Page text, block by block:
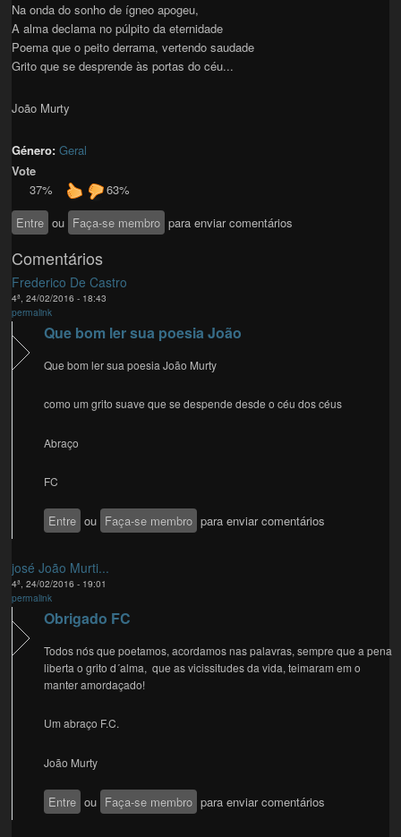
Na onda do sonho de ígneo apogeu,
A alma declama no púlpito da eternidade
Poema que o peito derrama, vertendo saudade
Grito que se desprende às portas do céu...
João Murty
Género:Geral
Vote
37%
63%
Entre ou Faça-se membro para enviar comentários
Comentários
Frederico De Castro
4ª, 24/02/2016 - 18:43
permalink
Que bom ler sua poesia João
Que bom ler sua poesia João Murty
como um grito suave que se despende desde o céu dos céus
Abraço
FC
Entre ou Faça-se membro para enviar comentários
josé João Murti...
4ª, 24/02/2016 - 19:01
permalink
Obrigado FC
Todos nós que poetamos, acordamos nas palavras, sempre que a pena
liberta o grito d´alma, que as vicissitudes da vida, teimaram em o
manter amordaçado!
Um abraço F.C.
João Murty
Entre ou Faça-se membro para enviar comentários